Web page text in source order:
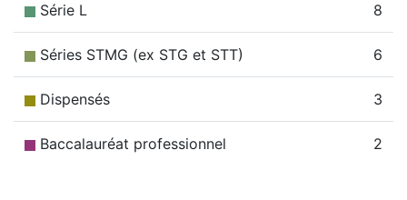
Série L 8
Séries STMG (ex STG et STT) 6
Dispensés 3
Baccalauréat professionnel 2